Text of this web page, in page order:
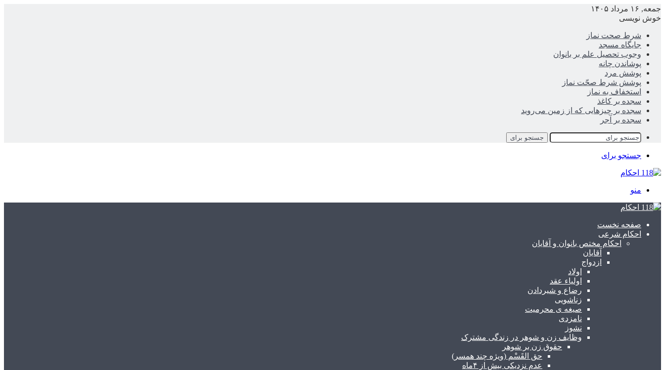
جمعه, ۱۶ مرداد ۱۴۰۵
خوش نویسی
شرط صحت نماز
جایگاه مسجد
وجوب تحصیل علم بر بانوان
پوشاندن چانه
پوشش مرد
پوشش شرط صحّت نماز
استخفاف به نماز
سجده بر کاغذ
سجده بر چیزهایی که از زمین می‌روید
سجده بر آجر
جستجو برای
جستجو برای
منو
صفحه نخست
احکام شرعی
احکام مختص بانوان و آقایان
آقایان
ازدواج
اولاد
اولیاء عقد
رضاع و شیردادن
زناشویی
صیغه ی محرمیت
نامزدی
نشوز
وظایف زن و شوهر در زندگی مشترک
حقوق زن بر شوهر
حق القَسْم (ویژه چند همسر)
عدم نزدیکی بیش از ۴ماه